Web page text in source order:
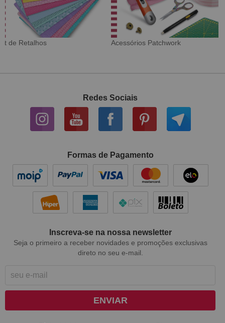
Tecido Digital Sarja Impermeável
Redes Sociais
Formas de Pagamento
Inscreva-se na nossa newsletter
Seja o primeiro a receber novidades e promoções exclusivas
direto no seu e-mail.
ENVIAR